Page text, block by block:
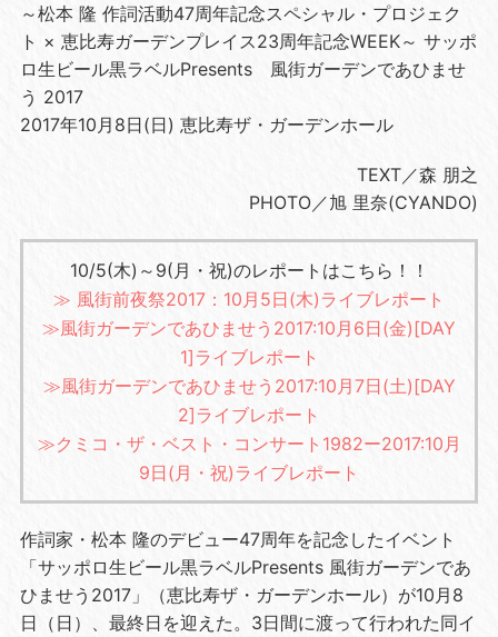
～松本 隆 作詞活動47周年記念スペシャル・プロジェク
ト × 恵比寿ガーデンプレイス23周年記念WEEK～ サッポ
ロ生ビール黒ラベルPresents 風街ガーデンであひませ
う 2017
2017年10月8日(日) 恵比寿ザ・ガーデンホール
TEXT／森 朋之
PHOTO／旭 里奈(CYANDO)
10/5(木)～9(月・祝)のレポートはこちら！！
≫ 風街前夜祭2017：10月5日(木)ライブレポート
≫風街ガーデンであひませう2017:10月6日(金)[DAY
1]ライブレポート
≫風街ガーデンであひませう2017:10月7日(土)[DAY
2]ライブレポート
≫クミコ・ザ・ベスト・コンサート1982ー2017:10月
9日(月・祝)ライブレポート
作詞家・松本 隆のデビュー47周年を記念したイベント
「サッポロ生ビール黒ラベルPresents 風街ガーデンであ
ひませう 2017」（恵比寿ザ・ガーデンホール）が10 月 8
日（日）、最終日を迎えた。 3日間に渡って行われた同イ